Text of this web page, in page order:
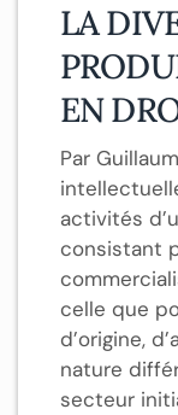
LA
EN
Par
activités
consistant
celle que
d’origine,
nature
secteur